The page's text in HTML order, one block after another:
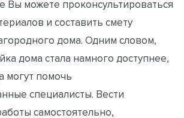
Вы можете проконсультироваться
и составить смету
дома. Одним словом,
дома стала намного доступнее,
могут помочь
специалисты. Вести
самостоятельно,